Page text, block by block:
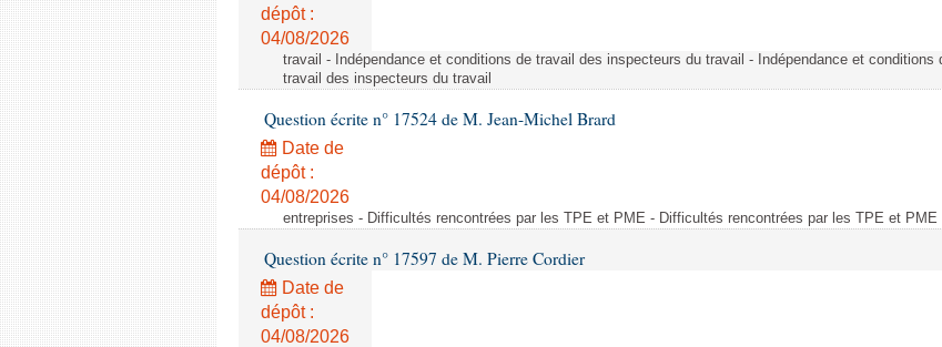
dépôt :
04/08/2026
travail - Indépendance et conditions de travail des inspecteurs du travail - Indépendance et conditions
travail des inspecteurs du travail
Question écrite n° 17524 de M. Jean-Michel Brard
Date de
dépôt :
04/08/2026
entreprises - Difficultés rencontrées par les TPE et PME - Difficultés rencontrées par les TPE et PME
Question écrite n° 17597 de M. Pierre Cordier
Date de
dépôt :
04/08/2026